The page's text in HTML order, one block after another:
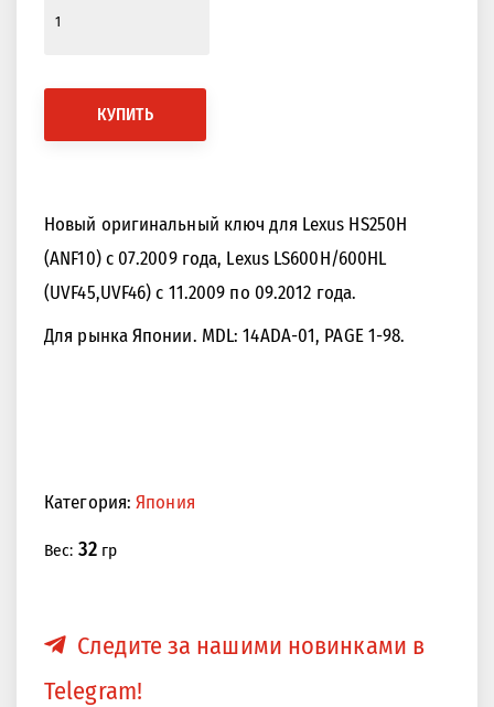
КУПИТЬ
Новый оригинальный ключ для Lexus HS250H
(ANF10) с 07.2009 года, Lexus LS600H/600HL
(UVF45,UVF46) с 11.2009 по 09.2012 года.
Для рынка Японии. MDL: 14ADA-01, PAGE 1-98.
Категория:Япония
Вес: 32гр
Следите за нашими новинками в
Telegram!